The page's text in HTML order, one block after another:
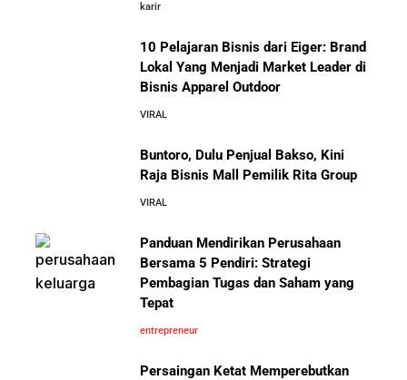
karir
10 Pelajaran Bisnis dari Eiger: Brand
Lokal Yang Menjadi Market Leader di
Bisnis Apparel Outdoor
VIRAL
Buntoro, Dulu Penjual Bakso, Kini
Raja Bisnis Mall Pemilik Rita Group
VIRAL
Panduan Mendirikan Perusahaan
Bersama 5 Pendiri: Strategi
Pembagian Tugas dan Saham yang
Tepat
entrepreneur
Persaingan Ketat Memperebutkan